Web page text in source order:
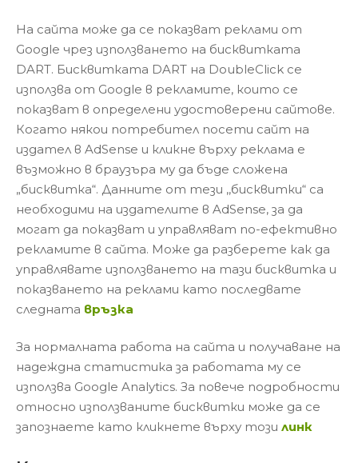
На сайта може да се показват реклами от
Google чрез използването на бисквитката
DART. Бисквитката DART на DoubleClick се
използва от Google в рекламите, които се
показват в определени удостоверени сайтове.
Когато някои потребител посети сайт на
издател в AdSense и кликне върху реклама е
възможно в браузъра му да бъде сложена
„бисквитка“. Данните от тези ,,бисквитки“ са
необходими на издателите в AdSense, за да
могат да показват и управляват по-ефективно
рекламите в сайта. Може да разберете как да
управлявате използването на тази бисквитка и
показването на реклами като последвате
следната връзка
За нормалната работа на сайта и получаване на
надеждна статистика за работата му се
използва Google Analytics. За повече подробности
относно използваните бисквитки може да се
запознаете като кликнете върху този линк